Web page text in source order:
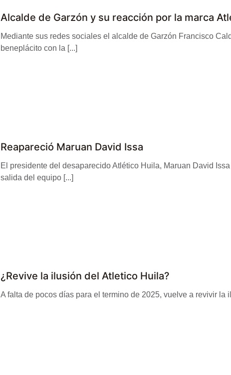
Alcalde de Garzón y su reacción por la marca
Mediante sus redes sociales el alcalde de Garzón Francisco
beneplácito con la [...]
Reapareció Maruan David Issa
El presidente del desaparecido Atlético Huila, Maruan David
salida del equipo [...]
¿Revive la ilusión del Atletico Huila?
A falta de pocos días para el termino de 2025, vuelve a revivir la